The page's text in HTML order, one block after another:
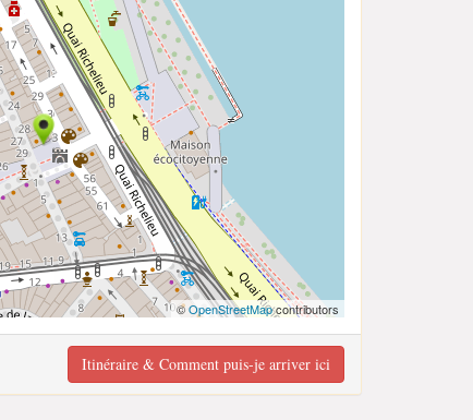
©OpenStreetMapcontributors
Itinéraire & Comment puis-je arriver ici